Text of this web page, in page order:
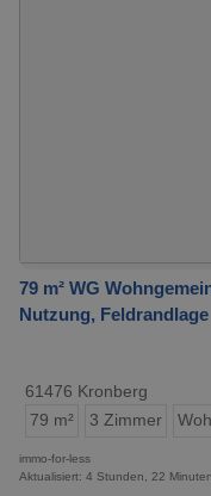
79 m² WG
Nutzung, Feldrandlage
61476 Kronberg
79 m²
3 Zimmer
immo-for-less
Aktualisiert: 4 Stunden, 22 Minuten